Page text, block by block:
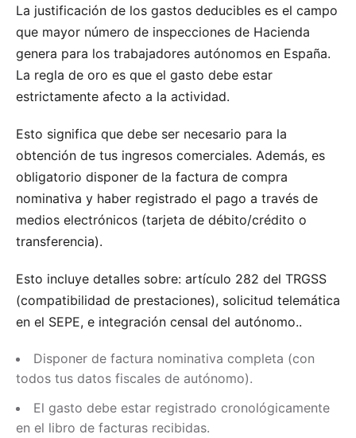
La justificación de los gastos deducibles es el campo
que mayor número de inspecciones de Hacienda
genera para los trabajadores autónomos en España.
La regla de oro es que el gasto debe estar
estrictamente afecto a la actividad.
Esto significa que debe ser necesario para la
obtención de tus ingresos comerciales. Además, es
obligatorio disponer de la factura de compra
nominativa y haber registrado el pago a través de
medios electrónicos (tarjeta de débito/crédito o
transferencia).
Esto incluye detalles sobre: artículo 282 del TRGSS
(compatibilidad de prestaciones), solicitud telemática
en el SEPE, e integración censal del autónomo..
Disponer de factura nominativa completa (con
todos tus datos fiscales de autónomo).
El gasto debe estar registrado cronológicamente
en el libro de facturas recibidas.